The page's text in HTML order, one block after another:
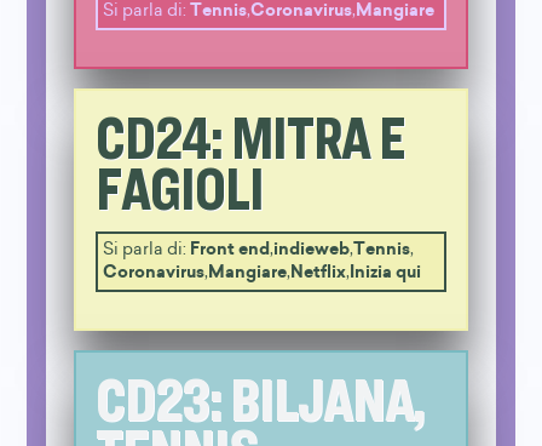
Si parla di: Tennis,Coronavirus, Mangiare
CD24: MITRA E
FAGIOLI
Si parla di: Front end,indieweb,Tennis,
Coronavirus,Mangiare,Netflix,Inizia qui
CD23: BILJANA,